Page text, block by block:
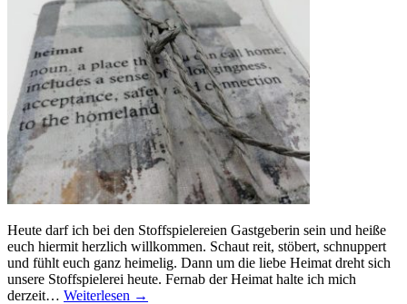
Heute darf ich bei den Stoffspielereien Gastgeberin sein und heiße
euch hiermit herzlich willkommen. Schaut reit, stöbert, schnuppert
und fühlt euch ganz heimelig. Dann um die liebe Heimat dreht sich
unsere Stoffspielerei heute. Fernab der Heimat halte ich mich
derzeit… Weiterlesen →